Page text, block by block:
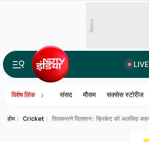
विज्ञापन
LIVE
विशेष लिंक संसद मौसम सक्सेस स्टोरीज
होम Cricket तिलकरत्ने दिलशान : क्रिकेट को अलविदा